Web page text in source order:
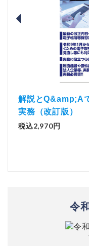
解説とQ&amp;A
実務（改訂版）
税込2,970円
令